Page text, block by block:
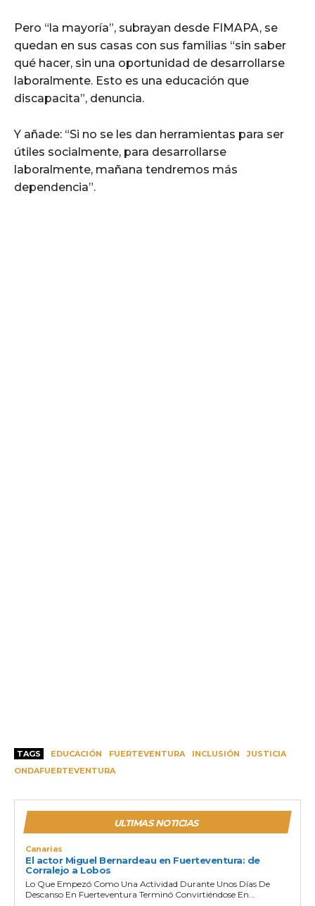
Pero “la mayoría”, subrayan desde FIMAPA, se
quedan en sus casas con sus familias “sin saber
qué hacer, sin una oportunidad de desarrollarse
laboralmente. Esto es una educación que
discapacita”, denuncia.
Y añade: “Si no se les dan herramientas para ser
útiles socialmente, para desarrollarse
laboralmente, mañana tendremos más
dependencia”.
TAGS EDUCACIÓN FUERTEVENTURA INCLUSIÓN
JUSTICIA
ONDAFUERTEVENTURA
ULTIMAS NOTICIAS
Canarias
El actor Miguel Bernardeau en Fuerteventura: de
Corralejo a Lobos
Lo Que Empezó Como Una Actividad Durante Unos Días De
Descanso En Fuerteventura Terminó Convirtiéndose En...